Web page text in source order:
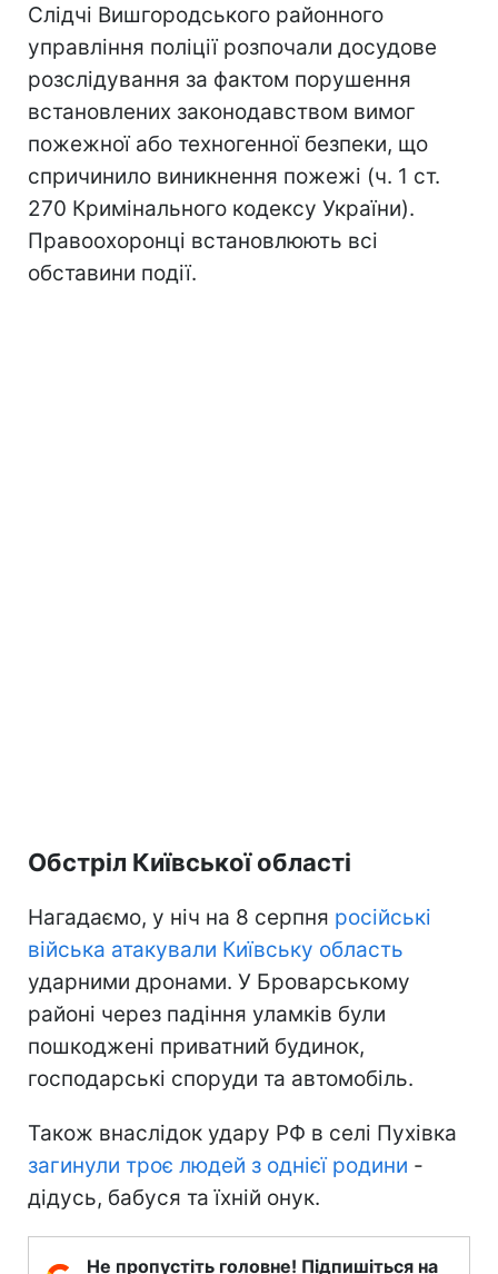
Слідчі Вишгородського районного
управління поліції розпочали досудове
розслідування за фактом порушення
встановлених законодавством вимог
пожежної або техногенної безпеки, що
спричинило виникнення пожежі (ч. 1 ст.
270 Кримінального кодексу України).
Правоохоронці встановлюють всі
обставини події.
Обстріл Київської області
Нагадаємо, у ніч на 8 серпня російські
війська атакували Київську область
ударними дронами. У Броварському
районі через падіння уламків були
пошкоджені приватний будинок,
господарські споруди та автомобіль.
Також внаслідок удару РФ в селі Пухівка
загинули троє людей з однієї родини -
дідусь, бабуся та їхній онук.
Не пропустіть головне! Підпишіться на